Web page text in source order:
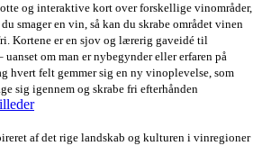
og interaktive kort over forskellige vinområder,
smager en vin, så kan du skrabe området vinen
Kortene er en sjov og lærerig gaveidé til
uanset om man er nybegynder eller erfaren på
hvert felt gemmer sig en ny vinoplevelse, som
sig igennem og skrabe fri efterhånden
af det rige landskab og kulturen i vinregioner